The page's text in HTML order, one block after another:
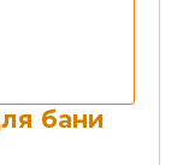
бани